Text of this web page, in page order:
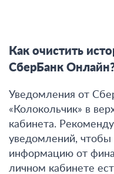
Как очистить
СберБанк
Уведомления от
«Колокольчик» в
кабинета.
уведомлений, чтобы
информацию от
личном кабинете